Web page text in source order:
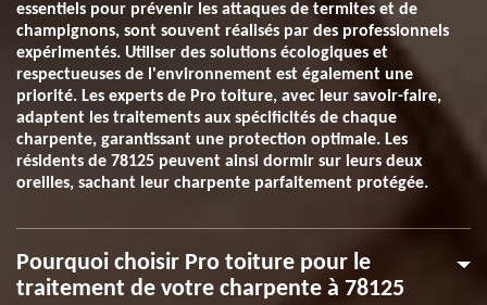
essentiels pour prévenir les attaques de termites et de
champignons, sont souvent réalisés par des professionnels
expérimentés. Utiliser des solutions écologiques et
respectueuses de l'environnement est également une
priorité. Les experts de Pro toiture, avec leur savoir-faire,
adaptent les traitements aux spécificités de chaque
charpente, garantissant une protection optimale. Les
résidents de 78125 peuvent ainsi dormir sur leurs deux
oreilles, sachant leur charpente parfaitement protégée.
Pourquoi choisir Pro toiture pour le
traitement de votre charpente à 78125